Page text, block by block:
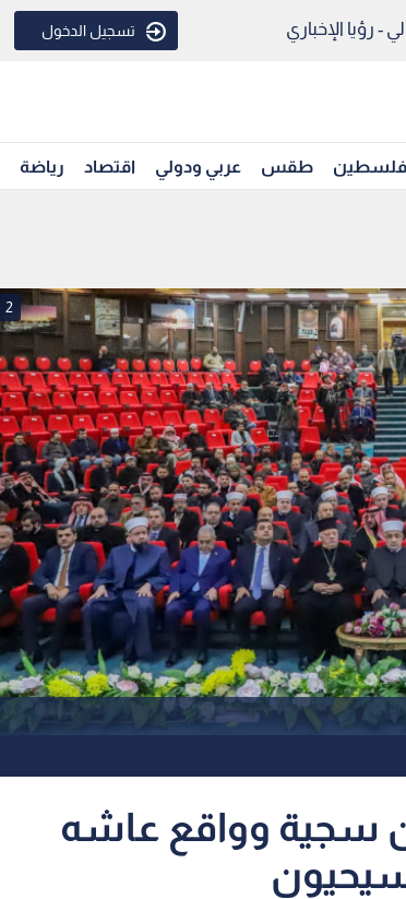
- رؤيا الإخباري تسجيل الدخول
فلسطين طقس عربي ودولي اقتصاد رياضة
2
سجية وواقع عاشه